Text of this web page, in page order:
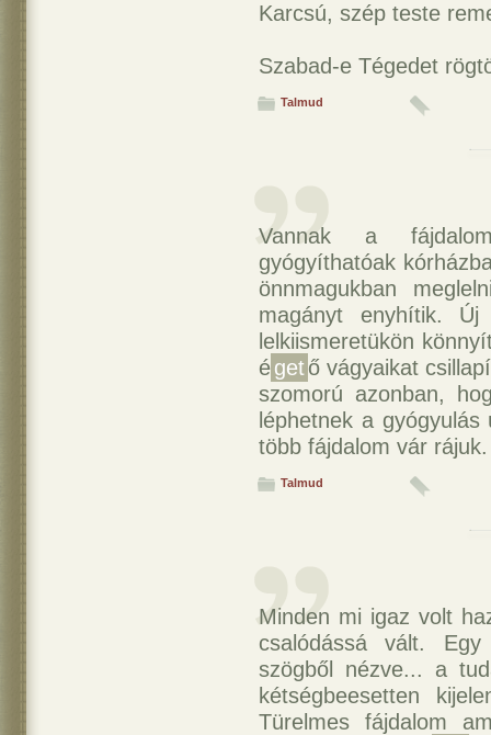
Karcsú, szép teste
Szabad-e Tégedet
Talmud
Vannak a
gyógyíthatóak
önnmagukban
magányt enyhítik.
lelkiismeretükön
éget ő vágyaikat
szomorú azonban,
léphetnek a
több fájdalom vár rájuk.
Talmud
Minden mi igaz volt
csalódássá vált.
szögből nézve... a
kétségbeesetten
Türelmes fájdalom